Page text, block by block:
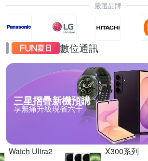
嚴選品牌
數位通訊
三星摺疊新機預購
享無痛升級現省六千
Watch Ultra2
X300系列